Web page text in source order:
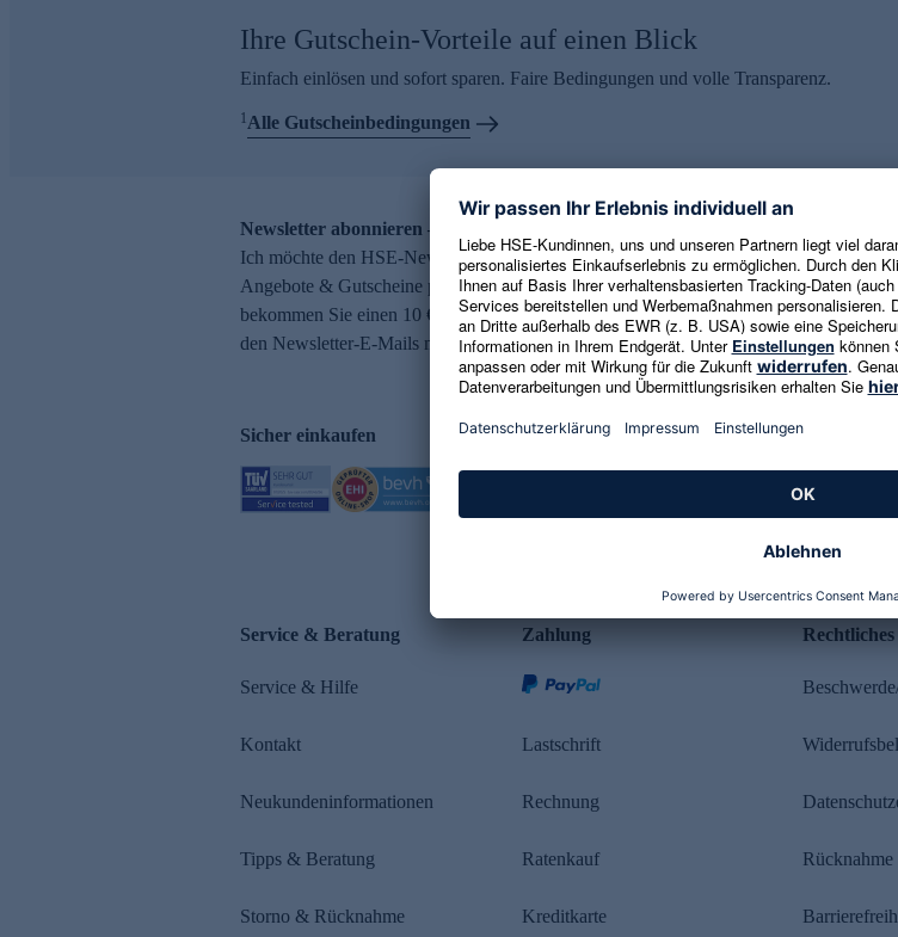
Ihre Gutschein-Vorteile auf einen Blick
Einfach einlösen und sofort sparen. Faire Bedingungen und volle Transparenz.
1Alle Gutscheinbedingungen
Newsletter abonnieren – 10 € Gutschein erhalten
Ich möchte den HSE-Newsletter abonnieren und aktuelle Trends,
Angebote & Gutscheine per E-Mail erhalten. Als Dankeschön
bekommen Sie einen 10 € Gutschein. Eine Abmeldung ist jederzeit in
den Newsletter-E-Mails möglich.
E-Mail-
Es gelten die
Sicher einkaufen
Service & Beratung
Service & Hilfe
Kontakt
Neukundeninformationen
Tipps & Beratung
Storno & Rücknahme
Zahlung
Lastschrift
Rechnung
Ratenkauf
Kreditkarte
Rechtliches